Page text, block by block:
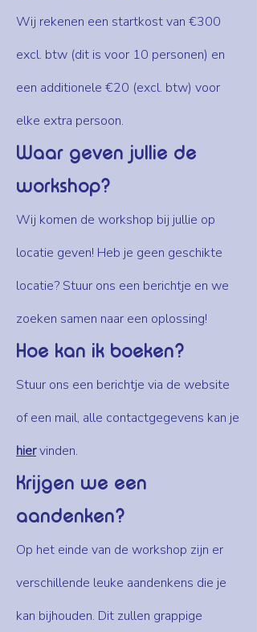
Wij rekenen een startkost van €300
excl. btw (dit is voor 10 personen) en
een additionele €20 (excl. btw) voor
elke extra persoon.
Waar geven jullie de
workshop?
Wij komen de workshop bij jullie op
locatie geven! Heb je geen geschikte
locatie? Stuur ons een berichtje en we
zoeken samen naar een oplossing!
Hoe kan ik boeken?
Stuur ons een berichtje via de website
of een mail, alle contactgegevens kan je
hiervinden.
Krijgen we een
aandenken?
Op het einde van de workshop zijn er
verschillende leuke aandenkens die je
kan bijhouden. Dit zullen grappige